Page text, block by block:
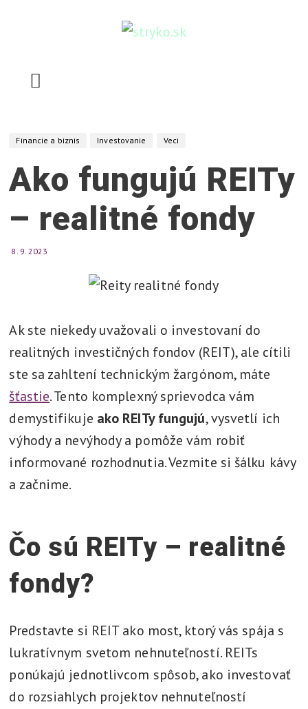
ž
e
,
v
v
t
l
í
v
y
r
i
Financie a biznis Investovanie Veci
Ako fungujú REITy
– realitné fondy
8. 9. 2023
Ak ste niekedy uvažovali o investovaní do
realitných investičných fondov (REIT), ale cítili
ste sa zahltení technickým žargónom, máte
šťastie. Tento komplexný sprievodca vám
demystifikuje ako REITy fungujú, vysvetlí ich
výhody a nevýhody a pomôže vám robiť
informované rozhodnutia. Vezmite si šálku kávy
a začnime.
Čo sú REITy – realitné
fondy?
Predstavte si REIT ako most, ktorý vás spája s
lukratívnym svetom nehnuteľností. REITs
ponúkajú jednotlivcom spôsob, ako investovať
do rozsiahlych projektov nehnuteľností